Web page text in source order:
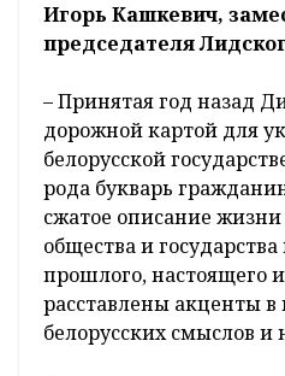
Игорь Кашкевич,
председателя
– Принятая год назад
дорожной картой для
белорусской
рода букварь
сжатое описание жизни
общества и
прошлого, настоящего
расставлены акценты
белорусских смыслов и